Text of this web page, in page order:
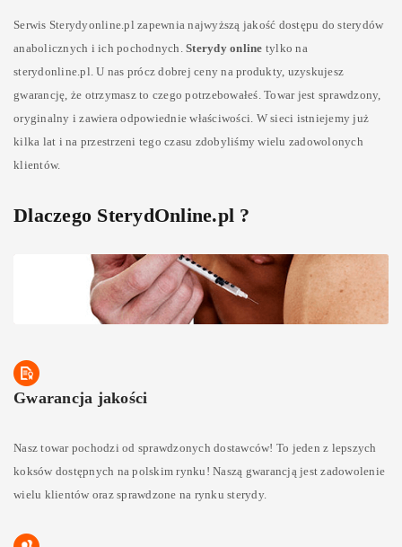
Serwis Sterydyonline.pl zapewnia najwyższą jakość dostępu do sterydów
anabolicznych i ich pochodnych. Sterydy online tylko na
sterydonline.pl. U nas prócz dobrej ceny na produkty, uzyskujesz
gwarancję, że otrzymasz to czego potrzebowałeś. Towar jest sprawdzony,
oryginalny i zawiera odpowiednie właściwości. W sieci istniejemy już
kilka lat i na przestrzeni tego czasu zdobyliśmy wielu zadowolonych
klientów.
Dlaczego SterydOnline.pl ?
Gwarancja jakości
Nasz towar pochodzi od sprawdzonych dostawców! To jeden z lepszych
koksów dostępnych na polskim rynku! Naszą gwarancją jest zadowolenie
wielu klientów oraz sprawdzone na rynku sterydy.